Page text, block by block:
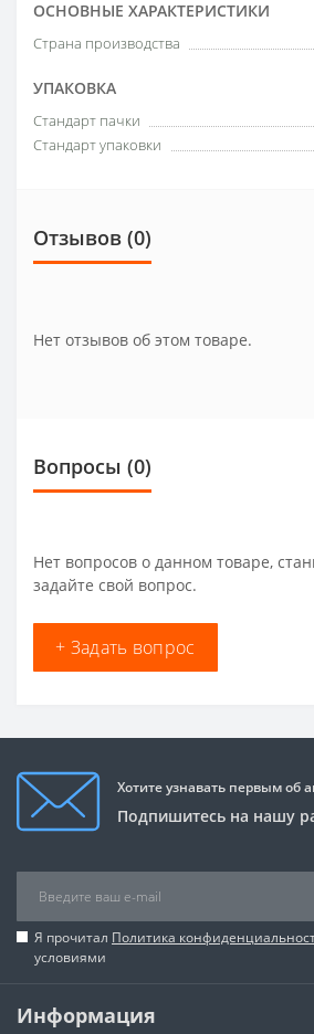
ОСНОВНЫЕ ХАРАКТЕРИСТИКИ
Страна производства
УПАКОВКА
Стандарт пачки
Стандарт упаковки
Отзывов (0)
Нет отзывов об этом товаре.
Вопросы (0)
Нет вопросов о данном товаре,
задайте свой вопрос.
+ Задать вопрос
Хотите узнавать первым об
Подпишитесь на нашу
Я прочитал Политика
условиями
Информация